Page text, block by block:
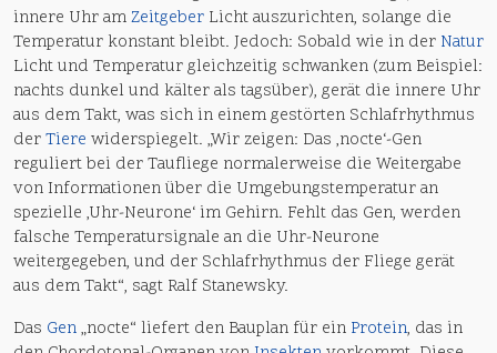
innere Uhr amZeitgeber Licht auszurichten, solange die
Temperatur konstant bleibt. Jedoch: Sobald wie in der Natur
Licht und Temperatur gleichzeitig schwanken (zum Beispiel:
nachts dunkel und kälter als tagsüber), gerät die innere Uhr
aus dem Takt, was sich in einem gestörten Schlafrhythmus
derTiere widerspiegelt. „Wir zeigen: Das ‚nocte‘-Gen
reguliert bei der Taufliege normalerweise die Weitergabe
von Informationen über die Umgebungstemperatur an
spezielle ‚Uhr-Neurone‘ im Gehirn. Fehlt das Gen, werden
falsche Temperatursignale an die Uhr-Neurone
weitergegeben, und der Schlafrhythmus der Fliege gerät
aus dem Takt“, sagt Ralf Stanewsky.
Das Gen„nocte“ liefert den Bauplan für ein Protein, das in